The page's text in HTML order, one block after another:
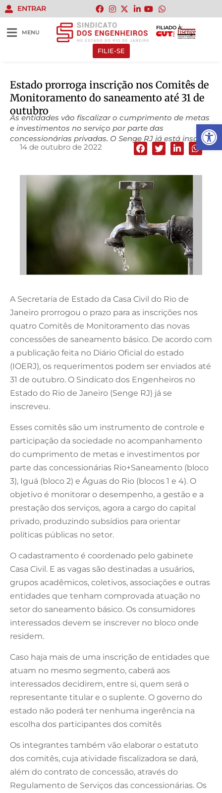
Abrir
ENTRAR
MENU
FILIADO À:
FILIE-SE
Estado prorroga inscrição nos Comitês de
Monitoramento do saneamento até 31 de
outubro
As entidades vão fiscalizar o cumprimento de metas
e investimentos no serviço por parte das
concessionárias privadas. O Senge RJ já está inscrito.
14 de outubro de 2022
A Secretaria de Estado da Casa Civil do Rio de
Janeiro prorrogou o prazo para as inscrições nos
quatro Comitês de Monitoramento das novas
concessões de saneamento básico. De acordo com
a publicação feita no Diário Oficial do estado
(IOERJ), os requerimentos podem ser enviados até
31 de outubro. O Sindicato dos Engenheiros no
Estado do Rio de Janeiro (Senge RJ) já se
inscreveu.
Esses comitês são um instrumento de controle e
participação da sociedade no acompanhamento
do cumprimento de metas e investimentos por
parte das concessionárias Rio+Saneamento (bloco
3), Iguá (bloco 2) e Águas do Rio (blocos 1 e 4). O
objetivo é monitorar o desempenho, a gestão e a
prestação dos serviços, agora a cargo do capital
privado, produzindo subsídios para orientar
políticas públicas no setor.
O cadastramento é coordenado pelo gabinete
Casa Civil. E as vagas são destinadas a usuários,
grupos acadêmicos, coletivos, associações e outras
entidades que tenham comprovada atuação no
setor do saneamento básico. Os consumidores
interessados devem se inscrever no bloco onde
residem.
Caso haja mais de uma inscrição de entidades que
atuam no mesmo segmento, caberá aos
interessados decidirem, entre si, quem será o
representante titular e o suplente. O governo do
estado não poderá ter nenhuma ingerência na
escolha dos participantes dos comitês
Os integrantes também vão elaborar o estatuto
dos comitês, cuja atividade fiscalizadora se dará,
além do contrato de concessão, através do
Regulamento de Serviços das concessionárias. Os